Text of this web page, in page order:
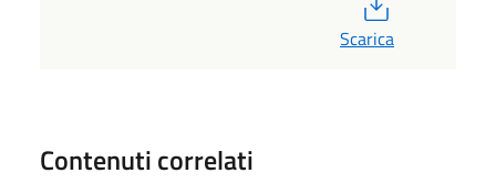
Scarica
Contenuti correlati